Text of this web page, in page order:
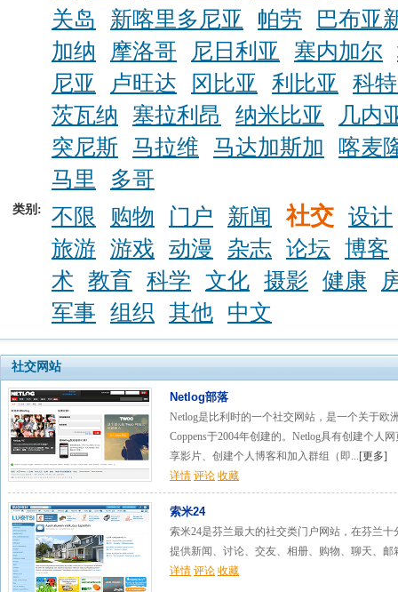
关岛
新喀里多尼亚 帕劳
巴布亚
加纳
摩洛哥 尼日利亚 塞内加尔
尼亚
卢旺达 冈比亚 利比亚
科
茨瓦纳
塞拉利昂 纳米比亚
几内
突尼斯
马拉维 马达加斯加
喀麦
马里
多哥
类别: 不限 购物 门户 新闻 社交 设计
旅游
游戏 动漫 杂志 论坛 博客
术
教育 科学 文化 摄影 健康
军事
组织 其他 中文
社交网站
Netlog部落
Netlog是比利时的一个社交网站，是一个关于欧
Coppens于2004年创建的。Netlog具有创建个人
享影片、创建个人博客和加入群组（即...[更多]
详情 评论 收藏
索米24
索米24是芬兰最大的社交类门户网站，在芬兰
提供新闻、讨论、交友、相册、购物、聊天、邮
详情 评论 收藏